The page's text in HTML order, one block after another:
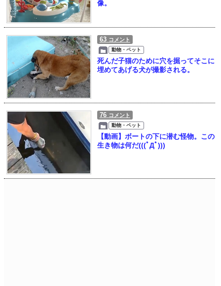
像。
63 コメント
動物・ペット
死んだ子猫のために穴を掘ってそこに
埋めてあげる犬が撮影される。
76 コメント
動物・ペット
【動画】ボートの下に潜む怪物。この
生き物は何だ(((ﾟДﾟ)))